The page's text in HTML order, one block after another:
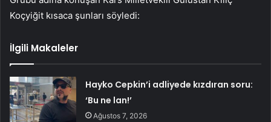
Koçyiğit kısaca şunları söyledi:
İlgili Makaleler
Hayko Cepkin’i adliyede kızdıran soru:
‘Bu ne lan!’
Ağustos 7, 2026